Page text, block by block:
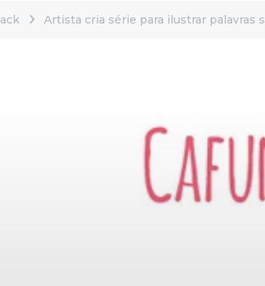
Artista cria série para ilustrar palavras